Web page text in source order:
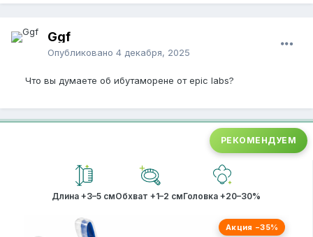
Ggf
Опубликовано 4 декабря, 2025
Что вы думаете об ибутаморене от epic labs?
РЕКОМЕНДУЕМ
Длина +3–5 смОбхват +1–2 смГоловка +20–30%
Акция −35%